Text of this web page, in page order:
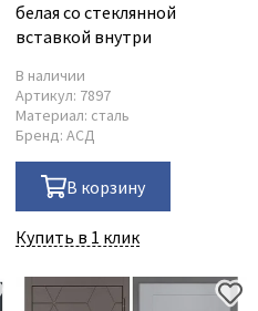
белая со стеклянной
вставкой внутри
В наличии
Артикул: 7897
Материал: сталь
Бренд: АСД
В корзину
Купить в 1 клик